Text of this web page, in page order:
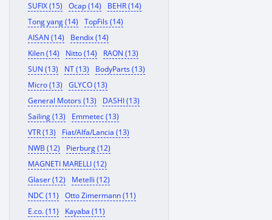
SUFIX (15)
Ocap (14)
BEHR (14)
Tong yang (14)
TopFils (14)
AISAN (14)
Bendix (14)
Kilen (14)
Nitto (14)
RAON (13)
SUN (13)
NT (13)
BodyParts (13)
Micro (13)
GLYCO (13)
General Motors (13)
DASHI (13)
Sailing (13)
Emmetec (13)
VTR (13)
Fiat/Alfa/Lancia (13)
NWB (12)
Pierburg (12)
MAGNETI MARELLI (12)
Glaser (12)
Metelli (12)
NDC (11)
Otto Zimermann (11)
E.co. (11)
Kayaba (11)